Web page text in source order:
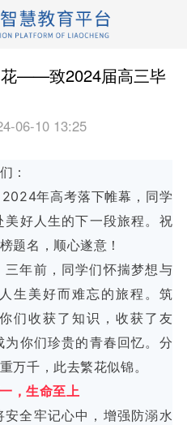
花——致2024届高三毕
06-10 13:25
：
年高考落下帷幕，同学
好人生的下一段旅程。祝
题名，顺心遂意！
年前，同学们怀揣梦想与
生美好而难忘的旅程。筑
们收获了知识，收获了友
你们珍贵的青春回忆。分
万千，此去繁花似锦。
，生命至上
全牢记心中，增强防溺水